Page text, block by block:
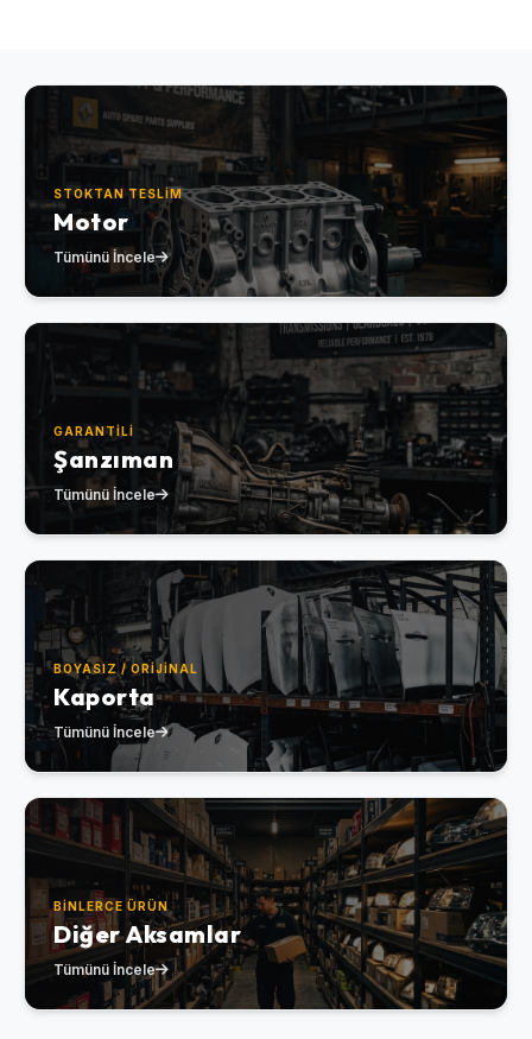
STOKTAN TESLIM
Motor
Tümünü İncele
GARANTILI
Şanzıman
Tümünü İncele
BOYASIZ / ORIJINAL
Kaporta
Tümünü İncele
BINLERCE ÜRÜN
Diğer Aksamlar
Tümünü İncele